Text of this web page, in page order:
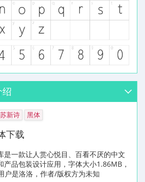
苏新诗 黑体
下载
是一款让人赏心悦目、百看不厌的中文
产品包装设计应用，字体大小1.86MB，
户是洛洛，作者/版权方为未知